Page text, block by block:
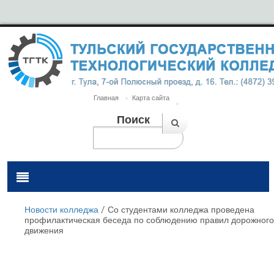
Главная Карта сайта
Поиск
Новости колледжа / Со студентами колледжа проведена
профилактическая беседа по соблюдению правил дорожного
движения